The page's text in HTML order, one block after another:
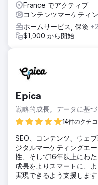
ツモデリング原則を活用
造、画像altテキスト、内
Google Search Console
ンテンツを継続的に更新
プロジェクト開始からわ
ガニックユーザーにリー
の大部分が「注目のスニ
ている内容」セクション
ラフィックはアプリのダ
接的に向上させました。
この認知度はさらに持続
エージェ
France でアクティブ
コンテンツマーケティ
ホームサービス, 保険
$1,000 から開始
Epica
戦略的成長。データに基づ
14件のクチコ
SEO、コンテンツ、ウェ
ジタルマーケティングエ
性、そして16年以上にわ
成長をよりスマートに、
実現できるよう支援します